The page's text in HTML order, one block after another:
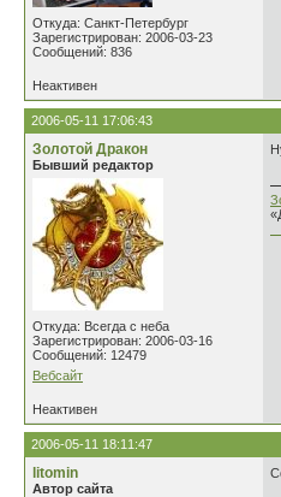
Откуда: Санкт-Петербург
Зарегистрирован: 2006-03-23
Сообщений: 836
Неактивен
2006-05-11 17:06:43
Золотой Дракон
Бывший редактор
Откуда: Всегда с неба
Зарегистрирован: 2006-03-16
Сообщений: 12479
Вебсайт
Неактивен
2006-05-11 18:11:47
litomin
Автор сайта